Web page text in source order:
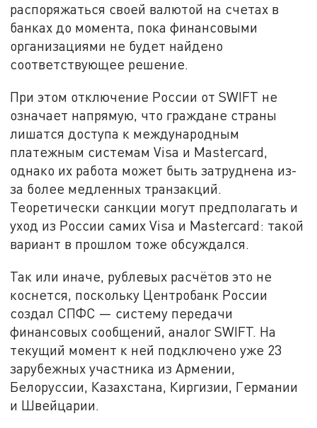
распоряжаться своей валютой на счетах в
банках до момента, пока финансовыми
организациями не будет найдено
соответствующее решение.
При этом отключение России от SWIFT не
означает напрямую, что граждане страны
лишатся доступа к международным
платежным системам Visa и Mastercard,
однако их работа может быть затруднена из-
за более медленных транзакций.
Теоретически санкции могут предполагать и
уход из России самих Visa и Mastercard: такой
вариант в прошлом тоже обсуждался.
Так или иначе, рублевых расчётов это не
коснется, поскольку Центробанк России
создал СПФС — систему передачи
финансовых сообщений, аналог SWIFT. На
текущий момент к ней подключено уже 23
зарубежных участника из Армении,
Белоруссии, Казахстана, Киргизии, Германии
и Швейцарии.